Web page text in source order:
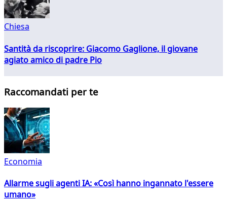
Chiesa
Santità da riscoprire: Giacomo Gaglione, il giovane
agiato amico di padre Pio
Raccomandati per te
Economia
Allarme sugli agenti IA: «Così hanno ingannato l'essere
umano»